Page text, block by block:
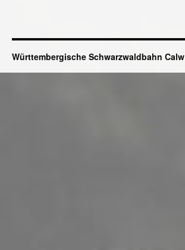
Württembergische Schwarzwaldbahn Calw